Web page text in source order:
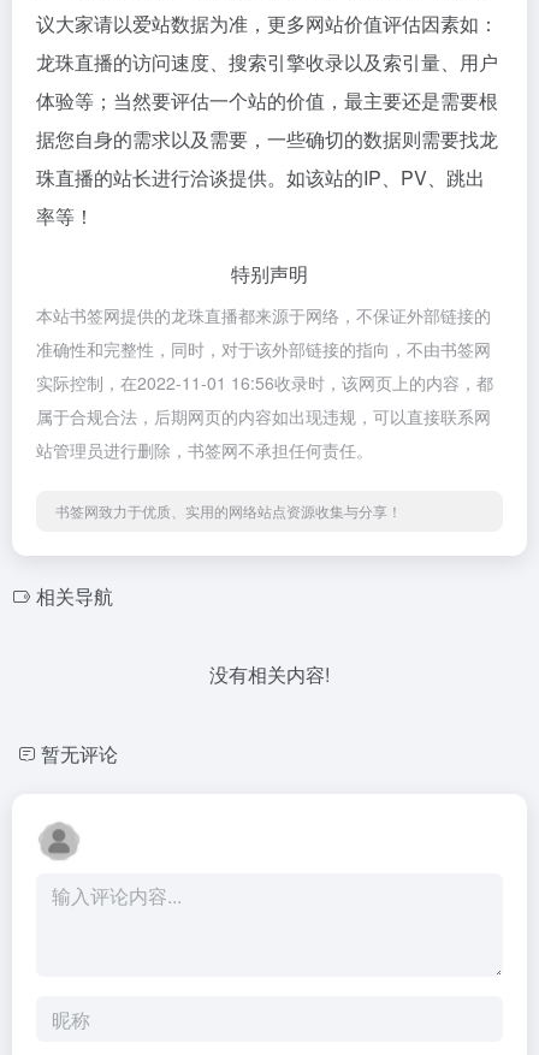
议大家请以爱站数据为准，更多网站价值评估因素如：
龙珠直播的访问速度、搜索引擎收录以及索引量、用户
体验等；当然要评估一个站的价值，最主要还是需要根
据您自身的需求以及需要，一些确切的数据则需要找龙
珠直播的站长进行洽谈提供。如该站的IP、PV、跳出
率等！
特别声明
本站书签网提供的龙珠直播都来源于网络，不保证外部链接的
准确性和完整性，同时，对于该外部链接的指向，不由书签网
实际控制，在2022-11-01 16:56收录时，该网页上的内容，都
属于合规合法，后期网页的内容如出现违规，可以直接联系网
站管理员进行删除，书签网不承担任何责任。
书签网致力于优质、实用的网络站点资源收集与分享！
相关导航
没有相关内容!
暂无评论